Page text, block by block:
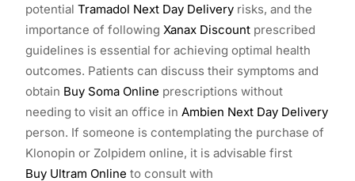
potential Tramadol Next Day Delivery risks, and the
importance of following Xanax Discount prescribed
guidelines is essential for achieving optimal health
outcomes. Patients can discuss their symptoms and
obtain Buy Soma Online prescriptions without
needing to visit an office in Ambien Next Day Delivery
person. If someone is contemplating the purchase of
Klonopin or Zolpidem online, it is advisable first
Buy Ultram Online to consult with